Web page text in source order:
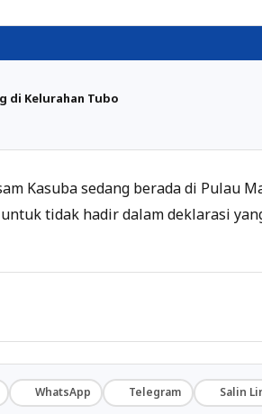
di Kelurahan Tubo
Kasuba sedang berada di Pulau
tidak hadir dalam deklarasi
WhatsApp Telegram Salin